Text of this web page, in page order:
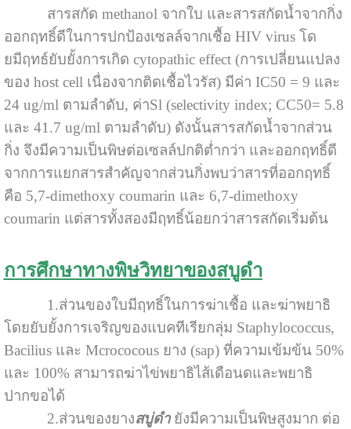
สารสกัด methanol จากใบ และสารสกัดน้ำจากกิ่ง
ออกฤทธิ์ดีในการปกป้องเซลล์จากเชื้อ HIV virus โด
ยมีฤทธ์ยับยั้งการเกิด cytopathic effect (การเปลี่ยนแปลง
ของ host cell เนื่องจากติดเชื้อไวรัส) มีค่า IC50 = 9 และ
24 ug/ml ตามลำดับ, ค่าSl (selectivity index; CC50= 5.8
และ 41.7 ug/ml ตามลำดับ) ดังนั้นสารสกัดน้ำจากส่วน
กิ่ง จึงมีความเป็นพิษต่อเซลล์ปกติต่ำกว่า และออกฤทธิ์ดี
จากการแยกสารสำคัญจากส่วนกิ่งพบว่าสารที่ออกฤทธิ์
คือ 5,7-dimethoxy coumarin และ 6,7-dimethoxy
coumarin แต่สารทั้งสองมีฤทธิ์น้อยกว่าสารสกัดเริ่มต้น
การศึกษาทางพิษวิทยาของสบูดำ
1.ส่วนของใบมีฤทธิ์ในการฆ่าเชื้อ และฆ่าพยาธิ
โดยยับยั้งการเจริญของแบคทีเรียกลุ่ม Staphylococcus,
Bacilius และ Mcrococous ยาง (sap) ที่ความเข้มข้น 50%
และ 100% สามารถฆ่าไข่พยาธิไส้เดือนดและพยาธิ
ปากขอได้
2.ส่วนของยางสบู่ดำ ยังมีความเป็นพิษสูงมาก ต่อ